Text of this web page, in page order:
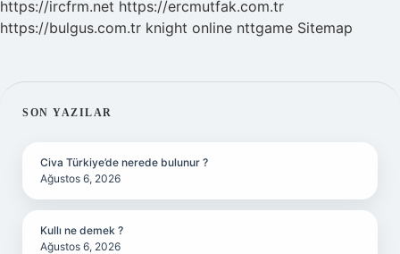
https://ircfrm.net https://ercmutfak.com.tr
https://bulgus.com.tr knight online nttgame Sitemap
SIDEBAR
SON YAZILAR
Civa Türkiye’de nerede bulunur ?
Ağustos 6, 2026
Kullı ne demek ?
Ağustos 6, 2026